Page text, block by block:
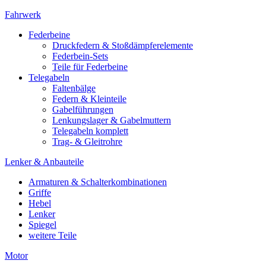
Fahrwerk
Federbeine
Druckfedern & Stoßdämpferelemente
Federbein-Sets
Teile für Federbeine
Telegabeln
Faltenbälge
Federn & Kleinteile
Gabelführungen
Lenkungslager & Gabelmuttern
Telegabeln komplett
Trag- & Gleitrohre
Lenker & Anbauteile
Armaturen & Schalterkombinationen
Griffe
Hebel
Lenker
Spiegel
weitere Teile
Motor